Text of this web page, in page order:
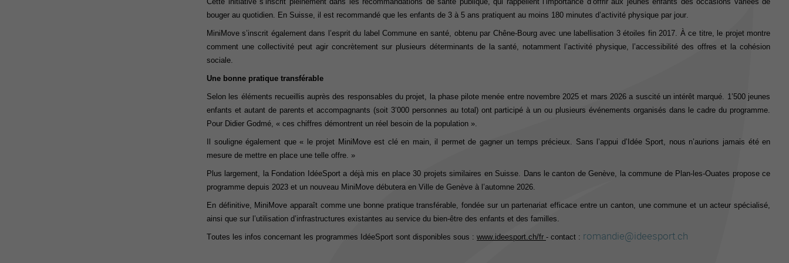
bouger au quotidien. En Suisse, il est recommandé que les enfants de 3 à 5 ans pratiquent au moins 180 minutes d’activité physique par jour.
MiniMove s’inscrit également dans l’esprit du label Commune en santé, obtenu par Chêne-Bourg avec une labellisation 3 étoiles fin 2017. À ce titre, le projet montre
comment une collectivité peut agir concrètement sur plusieurs déterminants de la santé, notamment l’activité physique, l’accessibilité des offres et la cohésion
sociale.
Une bonne pratique transférable
Selon les éléments recueillis auprès des responsables du projet, la phase pilote menée entre novembre 2025 et mars 2026 a suscité un intérêt marqué. 1’500jeunes
enfants et autant de parents et accompagnants (soit 3’000 personnes au total ) ont participé à un ou plusieurs événements organisés dans le cadre du programme.
Pour Didier Godmé, « ces chiffres démontrent un réel besoin de la population ».
souligneégalement que « le projet MiniMoveest clé en main, il permet de gagner un temps précieux. Sans l’appui d’Idée Sport, nous n’aurions jamais été en
mesure de mettre en place une telle offre. »
Plus largement, la Fondation IdéeSporta déjà mis en place 30 projets similaires en Suisse. Dans le canton de Genève, la commune de Plan-les-Ouates propose ce
programme depuis 2023 et un nouveau M ini Move débutera en Ville de Genève à l’automne 2026.
En définitive, MiniMove apparaît comme une bonne pratique transférable, fondée sur un partenariat efficace entre un canton, unecommune et un acteur spécialisé,
ainsi que sur l’utilisation d’infrastructures existantes au service du bien-être des enfants et des familles.
Toutes les infos concernant les programmes IdéeSport sont disponibles sous : www.ideesport.ch/fr - contact : romandie@ideesport.ch